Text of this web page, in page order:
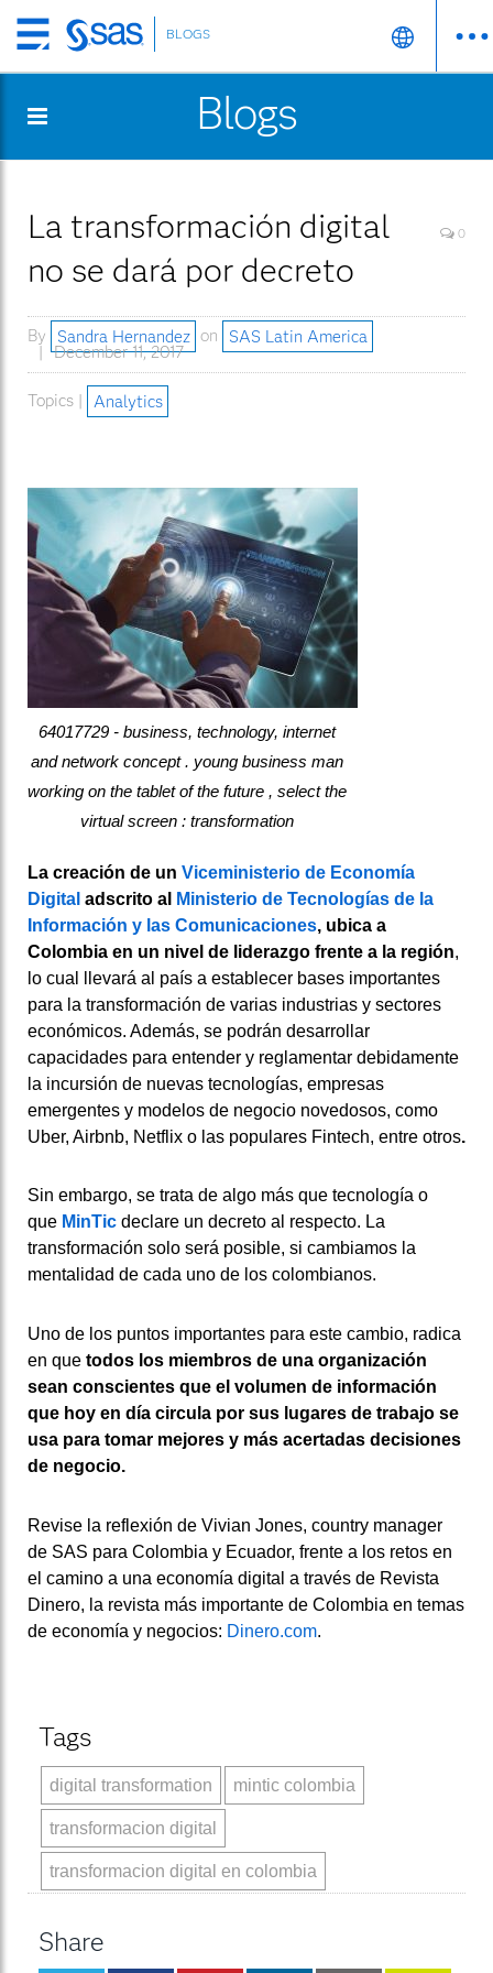
Skip
to
content
BLOGS
Blogs
La transformación digital
no se dará por decreto
0
By Sandra Hernandez on
SAS Latin America
December 11, 2017
Topics | Analytics
64017729 - business, technology, internet
and network concept . young business man
working on the tablet of the future , select the
virtual screen : transformation
La creación de un Viceministerio de Economía
Digital adscrito al
Ministerio de Tecnologías de la
Información y las Comunicaciones, ubica a
Colombia en un nivel de liderazgo frente a la región,
lo cual llevará al país a establecer bases importantes
para la transformación de varias industrias y sectores
económicos. Además, se podrán desarrollar
capacidades para entender y reglamentar debidamente
la incursión de nuevas tecnologías, empresas
emergentes y modelos de negocio novedosos, como
Uber, Airbnb, Netflix o las populares Fintech, entre otros.
Sin embargo, se trata de algo más que tecnología o
que MinTic declare un decreto al respecto. La
transformación solo será posible, si cambiamos la
mentalidad de cada uno de los colombianos.
Uno de los puntos importantes para este cambio, radica
en que todos los miembros de una organización
sean conscientes que el volumen de información
que hoy en día circula por sus lugares de trabajo se
usa para tomar mejores y más acertadas decisiones
de negocio.
Revise la reflexión de Vivian Jones, country manager
de SAS para Colombia y Ecuador, frente a los retos en
el camino a una economía digital a través de Revista
Dinero, la revista más importante de Colombia en temas
de economía y negocios: Dinero.com.
Tags
digital transformation mintic colombia
transformacion digital
transformacion digital en colombia
Share